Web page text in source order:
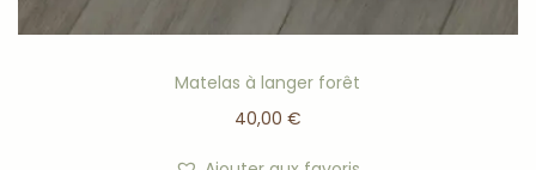
Matelas à langer forêt
40,00 €